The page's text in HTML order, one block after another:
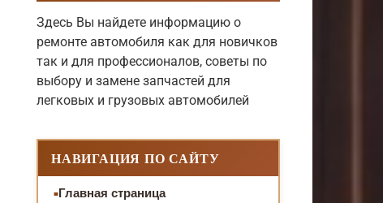
Здесь Вы найдете информацию о
ремонте автомобиля как для новичков
так и для профессионалов, советы по
выбору и замене запчастей для
легковых и грузовых автомобилей
НАВИГАЦИЯ ПО САЙТУ
Главная страница